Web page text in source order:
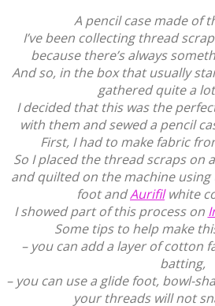
A pencil case made of
I’ve been collecting thread
because there’s always
And so, in the box that usually
gathered quite a
I decided that this was the
with them and sewed a pencil
First, I had to make fabric
So I placed the thread scraps on
and quilted on the machine
foot andAurifilwhite
I showed part of this process on
Some tips to help make
– you can add a layer of cotton
batting,
– you can use a glide foot, bowl-
your threads will not